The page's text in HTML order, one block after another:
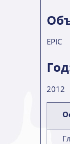
EPIC
2012